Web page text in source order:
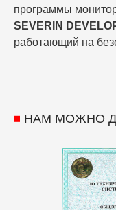
программы
SEVERIN
работающий на
НАМ МОЖНО